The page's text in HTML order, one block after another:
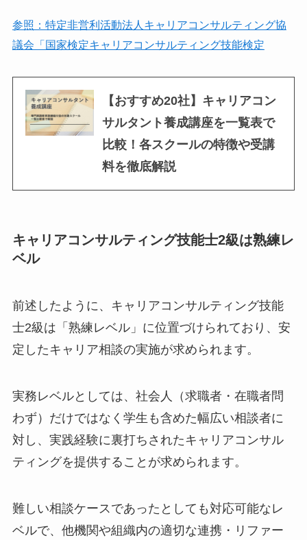
参照：特定非営利活動法人キャリアコンサルティング協
議会「国家検定キャリアコンサルティング技能検定
【おすすめ20社】キャリアコン
サルタント養成講座を一覧表で
比較！各スクールの特徴や受講
料を徹底解説
キャリアコンサルティング技能士2級は熟練レ
ベル
前述したように、キャリアコンサルティング技能
士2級は「熟練レベル」に位置づけられており、安
定したキャリア相談の実施が求められます。
実務レベルとしては、社会人（求職者・在職者問
わず）だけではなく学生も含めた幅広い相談者に
対し、実践経験に裏打ちされたキャリアコンサル
ティングを提供することが求められます。
難しい相談ケースであったとしても対応可能なレ
ベルで、他機関や組織内の適切な連携・リファー